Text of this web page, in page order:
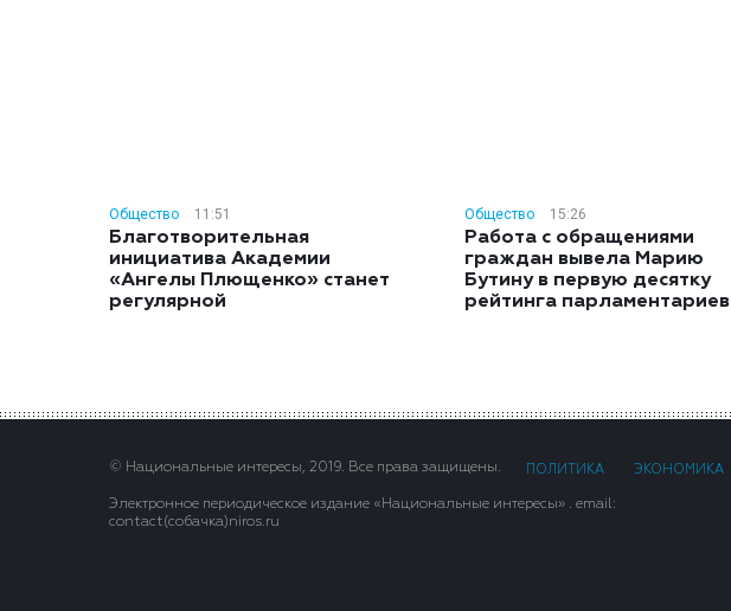
Общество 11:51
Благотворительная
инициатива Академии
«Ангелы Плющенко» станет
регулярной
Общество 15:26
Работа с обращениями
граждан вывела Марию
Бутину в первую десятку
рейтинга парламентариев
© Национальные интересы, 2019. Все права защищены. ПОЛИТИКА ЭКОНОМИКА
Электронное периодическое издание «Национальные интересы» . email:
contact(сoбaчка)niros.ru